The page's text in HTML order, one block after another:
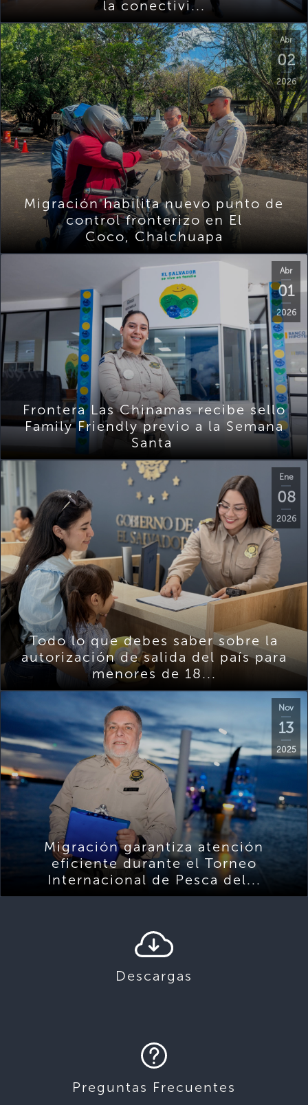
la conectivi...
Abr
02
2026
Migración habilita nuevo punto de
control fronterizo en El
Coco, Chalchuapa
Abr
01
2026
Frontera Las Chinamas recibe sello
Family Friendly previo a la Semana
Santa
Ene
08
2026
Todo lo que debes saber sobre la
autorización de salida del país para
menores de 18...
Nov
13
2025
Migración garantiza atención
eficiente durante el Torneo
Internacional de Pesca del...
Descargas
Preguntas Frecuentes